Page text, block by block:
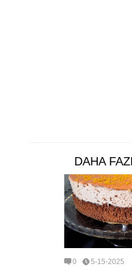
DAHA
0 5-15-2025